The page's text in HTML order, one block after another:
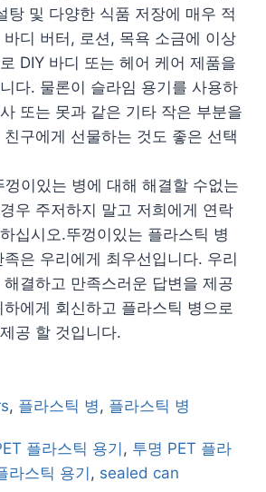
탕 및 다양한 식품 저장에 매우 적
디 버터, 로션, 목욕 소금에 이상
DIY 바디 또는 헤어 케어 제품을
다. 물론이 슬라임 용기를 사용하
또는 못과 같은 기타 작은 부분을
구에게 선물하는 것도 좋은 선택
이있는 병에 대해 해결할 수없는
우 주저하지 말고 저희에게 연락
십시오.뚜껑이있는 플라스틱 병
은 우리에게 최우선입니다. 우리
결하고 만족스러운 답변을 제공
에게 회신하고 플라스틱 병으로
공 할 것입니다.
, 플라스틱 병, 플라스틱 병
플라스틱 용기 , 투명 PET 플라
라스틱 용기 , sealed can